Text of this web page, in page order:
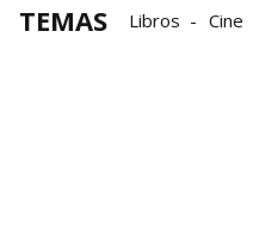
TEMAS Libros Cine